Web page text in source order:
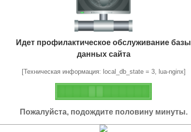
Идет профилактическое обслуживание базы
данных сайта
[Техническая информация: local_db_state = 3, lua-nginx]
Пожалуйста, подождите половину минуты.